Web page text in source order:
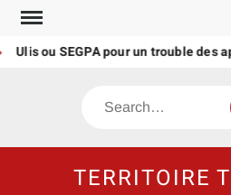
Skip
contentou SEGPA pour un trouble des
Search
TERRITOIRE